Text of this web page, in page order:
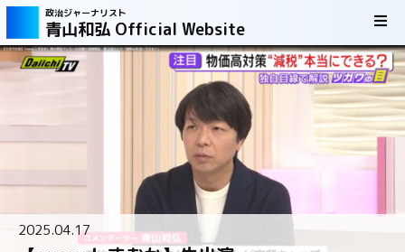
政治ジャーナリスト
青山和弘 Official Website
2025.04.17